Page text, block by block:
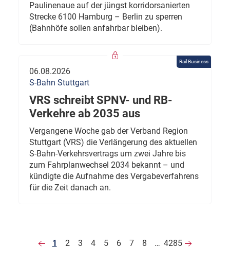
Paulinenaue auf der jüngst korridorsanierten
Strecke 6100 Hamburg – Berlin zu sperren
(Bahnhöfe sollen anfahrbar bleiben).
Rail Business
06.08.2026
S-Bahn Stuttgart
VRS schreibt SPNV- und RB-
Verkehre ab 2035 aus
Vergangene Woche gab der Verband Region
Stuttgart (VRS) die Verlängerung des aktuellen
S-Bahn-Verkehrsvertrags um zwei Jahre bis
zum Fahrplanwechsel 2034 bekannt – und
kündigte die Aufnahme des Vergabeverfahrens
für die Zeit danach an.
1 2 3 4 5 6 7 8 … 4285